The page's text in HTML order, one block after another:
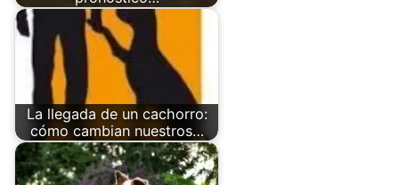
La llegada de un cachorro:
cómo cambian nuestros…